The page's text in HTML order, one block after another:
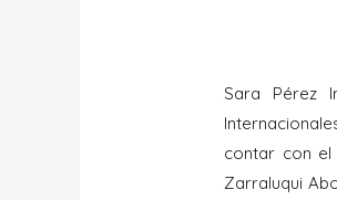
Sara Pérez
contar con
Zarraluqui